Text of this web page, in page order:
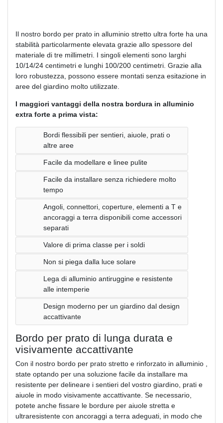
Il nostro bordo per prato in alluminio stretto ultra forte ha una
stabilità particolarmente elevata grazie allo spessore del
materiale di tre millimetri. I singoli elementi sono larghi
10/14/24 centimetri e lunghi 100/200 centimetri. Grazie alla
loro robustezza, possono essere montati senza esitazione in
aree del giardino molto utilizzate.
I maggiori vantaggi della nostra bordura in alluminio
extra forte a prima vista:
Bordi flessibili per sentieri, aiuole, prati o
altre aree
Facile da modellare e linee pulite
Facile da installare senza richiedere molto
tempo
Angoli, connettori, coperture, elementi a T e
ancoraggi a terra disponibili come accessori
separati
Valore di prima classe per i soldi
Non si piega dalla luce solare
Lega di alluminio antiruggine e resistente
alle intemperie
Design moderno per un giardino dal design
accattivante
Bordo per prato di lunga durata e
visivamente accattivante
Con il nostro bordo per prato stretto e rinforzato in alluminio ,
state optando per una soluzione facile da installare ma
resistente per delineare i sentieri del vostro giardino, prati e
aiuole in modo visivamente accattivante. Se necessario,
potete anche fissare le bordure per aiuole stretta e
ultraresistente con ancoraggi a terra adeguati, in modo che